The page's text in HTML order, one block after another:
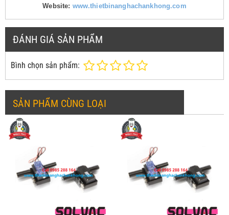
Website: www.thietbinanghachankhong.com
ĐÁNH GIÁ SẢN PHẨM
Bình chọn sản phẩm:
SẢN PHẨM CÙNG LOẠI